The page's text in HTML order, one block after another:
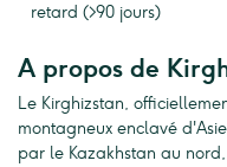
retard (>90 jours)
A propos de
Le Kirghizstan,
montagneux enclavé
par le Kazakhstan au